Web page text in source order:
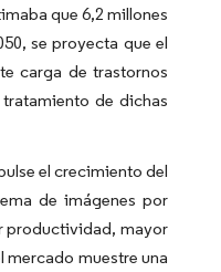
que 6,2 millones
se proyecta que el
carga de trastornos
de dichas
el crecimiento del
de imágenes por
productividad, mayor
muestre una